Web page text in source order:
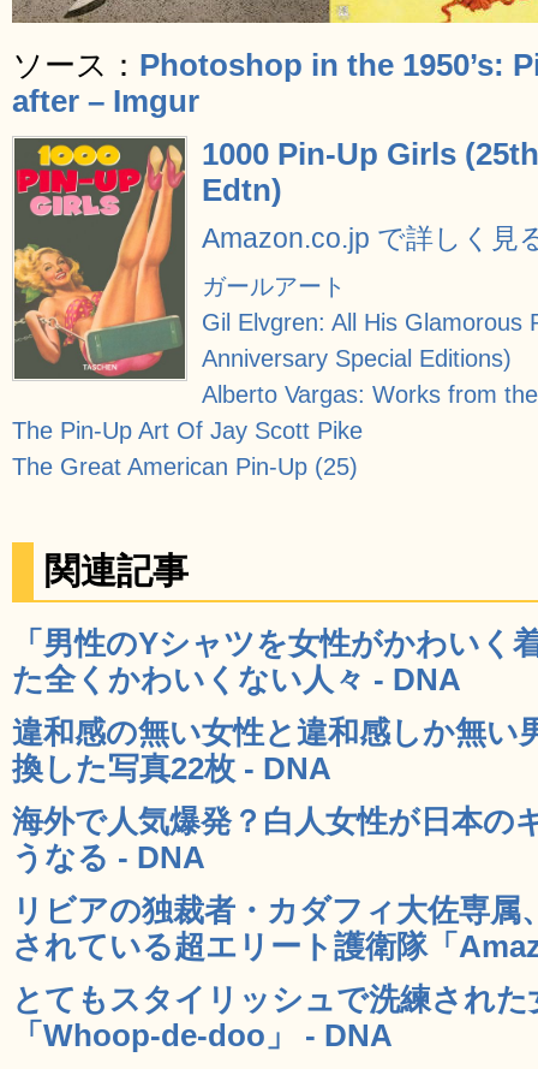
ソース： Photoshop in the 1950’s:
after – Imgur
1000 Pin-Up Girls
Edtn)
Amazon.co.jp で詳しく見
ガールアート
Gil Elvgren: All His Glamorous
Anniversary Special Editions)
Alberto Vargas: Works from
The Pin-Up Art Of Jay Scott Pike
The Great American Pin-Up (25)
関連記事
「男性のYシャツを女性がかわいく
た全くかわいくない人々 - DNA
違和感の無い女性と違和感しか無い
換した写真22枚 - DNA
海外で人気爆発？白人女性が日本の
うなる - DNA
リビアの独裁者・カダフィ大佐専属
されている超エリート護衛隊「
とてもスタイリッシュで洗練され
「Whoop-de-doo」 - DNA